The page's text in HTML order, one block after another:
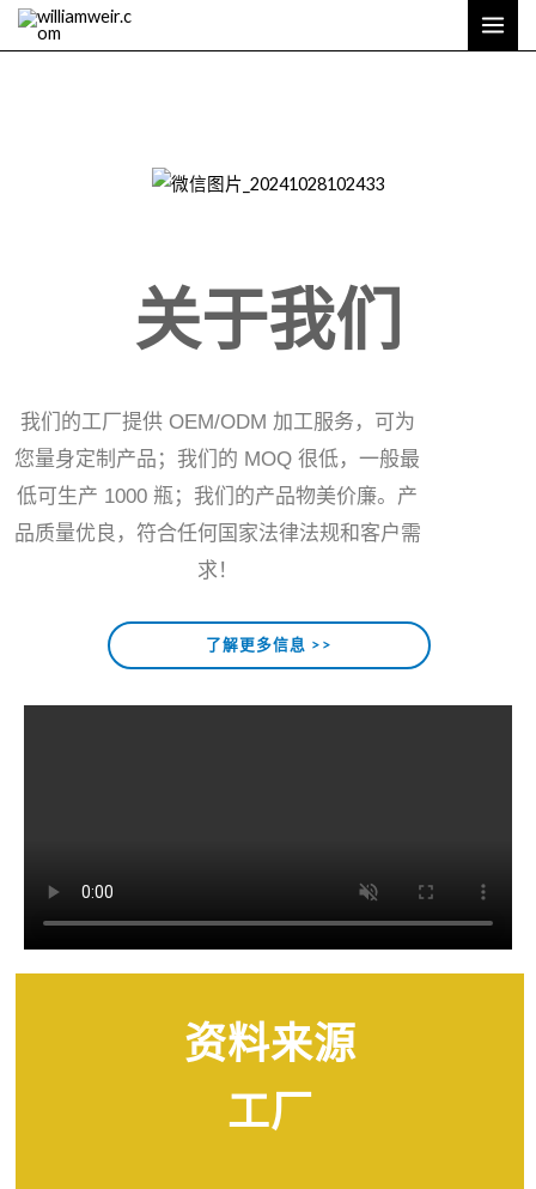
至
主
关于我们
我们的工厂提供 OEM/ODM 加工服务，可为
您量身定制产品；我们的 MOQ 很低，一般最
低可生产 1000 瓶；我们的产品物美价廉。产
品质量优良，符合任何国家法律法规和客户需
求！
了解更多信息 >>
资料来源
工厂